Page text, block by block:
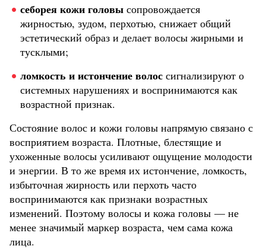
себорея кожи головы сопровождается
жирностью, зудом, перхотью, снижает общий
эстетический образ и делает волосы жирными и
тусклыми;
ломкость и истончение волос сигнализируют о
системных нарушениях и воспринимаются как
возрастной признак.
Состояние волос и кожи головы напрямую связано с
восприятием возраста. Плотные, блестящие и
ухоженные волосы усиливают ощущение молодости
и энергии. В то же время их истончение, ломкость,
избыточная жирность или перхоть часто
воспринимаются как признаки возрастных
изменений. Поэтому волосы и кожа головы — не
менее значимый маркер возраста, чем сама кожа
лица.